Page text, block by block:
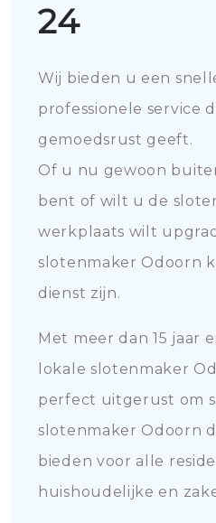
24
Wij bieden u een
professionele service
gemoedsrust geeft.
Of u nu gewoon
bent of wilt u de
werkplaats wilt
slotenmaker Odoorn
dienst zijn.
Met meer dan 15 jaar
lokale slotenmaker
perfect uitgerust om
slotenmaker Odoorn
bieden voor alle
huishoudelijke en